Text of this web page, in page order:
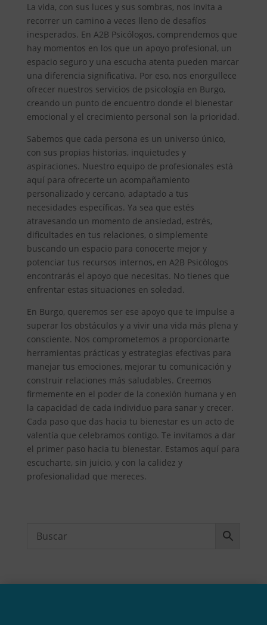
La vida, con sus luces y sus sombras, nos invita a
recorrer un camino a veces lleno de desafíos
inesperados. En A2B Psicólogos, comprendemos que
hay momentos en los que un apoyo profesional, un
espacio seguro y una escucha atenta pueden marcar
una diferencia significativa. Por eso, nos enorgullece
ofrecer nuestros servicios de psicología en Burgo,
creando un punto de encuentro donde el bienestar
emocional y el crecimiento personal son la prioridad.
Sabemos que cada persona es un universo único,
con sus propias historias, inquietudes y
aspiraciones. Nuestro equipo de profesionales está
aquí para ofrecerte un acompañamiento
personalizado y cercano, adaptado a tus
necesidades específicas. Ya sea que estés
atravesando un momento de ansiedad, estrés,
dificultades en tus relaciones, o simplemente
buscando un espacio para conocerte mejor y
potenciar tus recursos internos, en A2B Psicólogos
encontrarás el apoyo que necesitas. No tienes que
enfrentar estas situaciones en soledad.
En Burgo, queremos ser ese apoyo que te impulse a
superar los obstáculos y a vivir una vida más plena y
consciente. Nos comprometemos a proporcionarte
herramientas prácticas y estrategias efectivas para
manejar tus emociones, mejorar tu comunicación y
construir relaciones más saludables. Creemos
firmemente en el poder de la conexión humana y en
la capacidad de cada individuo para sanar y crecer.
Cada paso que das hacia tu bienestar es un acto de
valentía que celebramos contigo. Te invitamos a dar
el primer paso hacia tu bienestar. Estamos aquí para
escucharte, sin juicio, y con la calidez y
profesionalidad que mereces.